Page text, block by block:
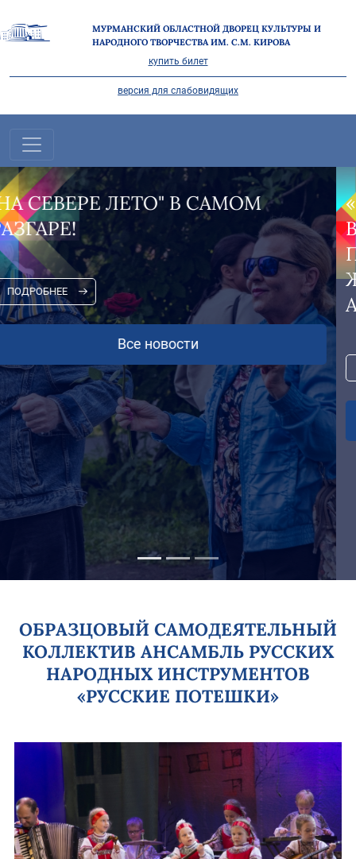
МУРМАНСКИЙ ОБЛАСТНОЙ ДВОРЕЦ КУЛЬТУРЫ И
НАРОДНОГО ТВОРЧЕСТВА ИМ. С.М. КИРОВА
купить билет
версия для слабовидящих
«НА СЕВЕРЕ – ЛЕТО» НА
ВОРОВСКОГО: ПЛЕНЭРЫ,
ПРОГУЛКИ И ЖИВАЯ МУЗЫКА
ЖДУТ ВАС В ПЕРВЫЕ ДНИ
АВГУСТА!
ПОДРОБНЕЕ
Все новости
ОБРАЗЦОВЫЙ САМОДЕЯТЕЛЬНЫЙ
КОЛЛЕКТИВ АНСАМБЛЬ РУССКИХ
НАРОДНЫХ ИНСТРУМЕНТОВ
«РУССКИЕ ПОТЕШКИ»